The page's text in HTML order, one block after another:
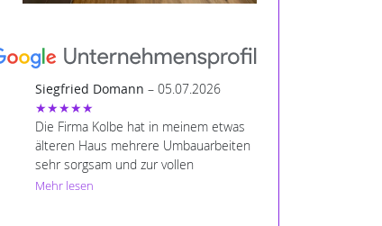
Siegfried Domann – 05.07.2026
★★★★★
Die Firma Kolbe hat in meinem etwas
älteren Haus mehrere Umbauarbeiten
sehr sorgsam und zur vollen
Zufriedenheit ausgeführt. Die Arbeiten
Mehr lesen